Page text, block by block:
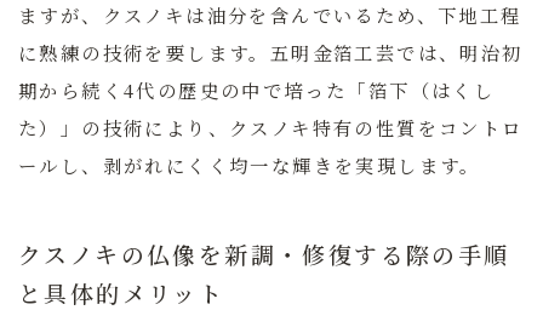
ますが、クスノキは油分を含んでいるため、下地工程
に熟練の技術を要します。 五明金箔工芸では、明治初
期から続く4代の歴史の中で培った「箔下（はくし
た）」の技術により、クスノキ特有の性質をコントロ
ールし、剥がれにくく均一な輝きを実現します。
クスノキの仏像を新調・修復する際の手順
と具体的メリット